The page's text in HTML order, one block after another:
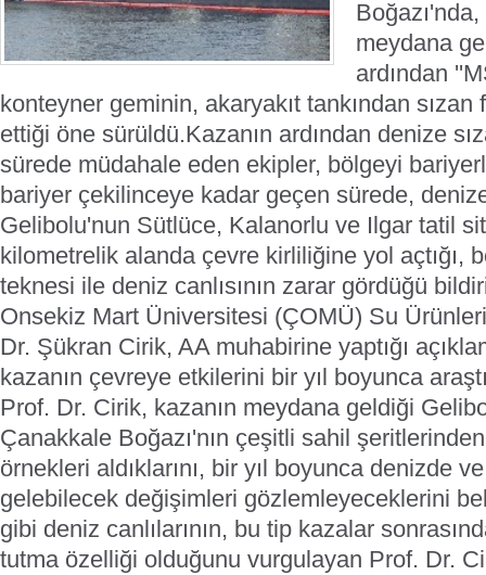
meydana
ardından
konteyner geminin, akaryakıt tankından
ettiği öne sürüldü.Kazanın ardından denize
sürede müdahale eden ekipler, bölgeyi
bariyer çekilinceye kadar geçen sürede,
Gelibolu'nun Sütlüce, Kalanorlu ve Ilgar tatil
kilometrelik alanda çevre kirliliğine yol açtığı,
teknesi ile deniz canlısının zarar gördüğü
Onsekiz Mart Üniversitesi (ÇOMÜ) Su
Dr. Şükran Cirik, AA muhabirine yaptığı
kazanın çevreye etkilerini bir yıl boyunca
Prof. Dr. Cirik, kazanın meydana geldiği
Çanakkale Boğazı'nın çeşitli sahil
örnekleri aldıklarını, bir yıl boyunca denizde
gelebilecek değişimleri gözlemleyeceklerini
gibi deniz canlılarının, bu tip kazalar
tutma özelliği olduğunu vurgulayan Prof. Dr.